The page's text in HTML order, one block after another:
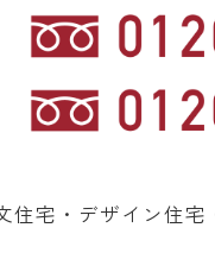
住宅・デザイン住